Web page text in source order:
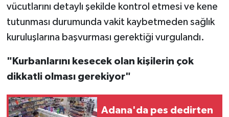
vücutlarını detaylı şekilde kontrol etmesi ve kene
tutunması durumunda vakit kaybetmeden sağlık
kuruluşlarına başvurması gerektiği vurgulandı.
"Kurbanlarını kesecek olan kişilerin çok
dikkatli olması gerekiyor"
Adana'da pes dedirten